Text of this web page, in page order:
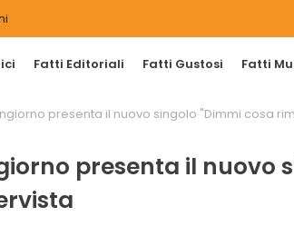
Fatti Editoriali Fatti Gustosi Fatti
presenta il nuovo singolo "Dimmi cosa
presenta il nuovo